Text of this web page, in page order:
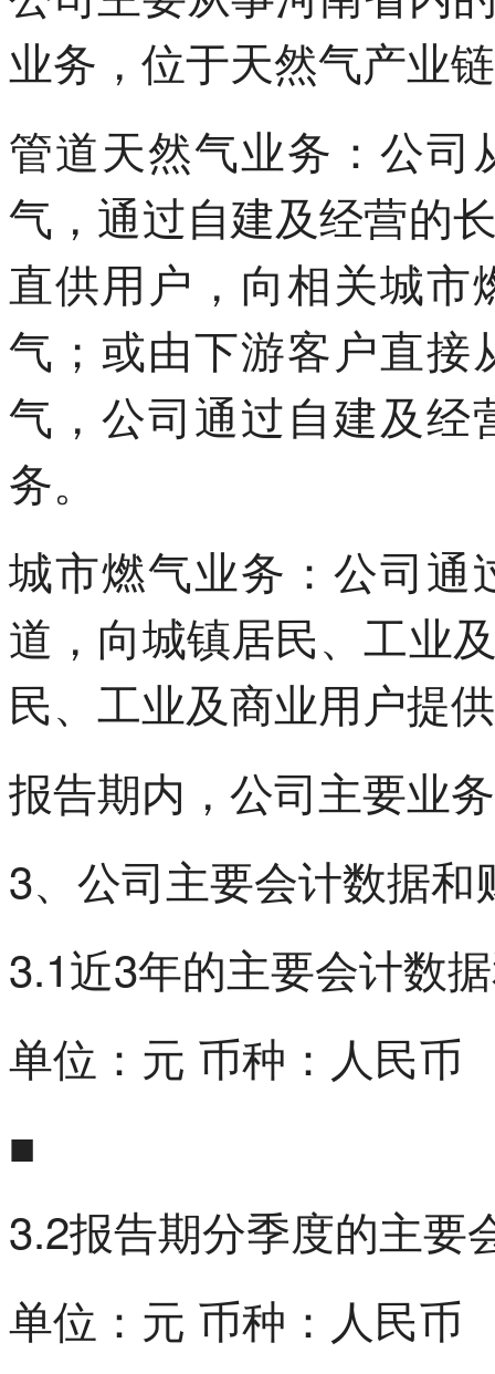
业务，位于天然气产业
管道天然气业务：公
气，通过自建及经营的
直供用户，向相关城
气；或由下游客户直
气，公司通过自建及
务。
城市燃气业务：公司
道，向城镇居民、工业
民、工业及商业用户提
报告期内，公司主要业
3、公司主要会计数据和
3.1近3年的主要会计数
单位：元 币种：人民币
■
3.2报告期分季度的主要
单位：元 币种：人民币